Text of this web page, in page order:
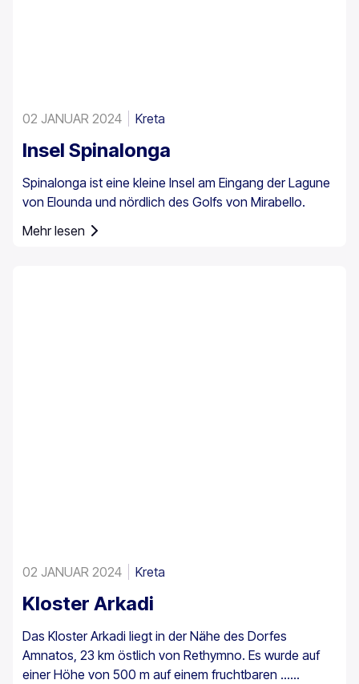
02 JANUAR 2024 Kreta
Insel Spinalonga
Spinalonga ist eine kleine Insel am Eingang der Lagune
von Elounda und nördlich des Golfs von Mirabello.
Mehr lesen
02 JANUAR 2024 Kreta
Kloster Arkadi
Das Kloster Arkadi liegt in der Nähe des Dorfes
Amnatos, 23 km östlich von Rethymno. Es wurde auf
einer Höhe von 500 m auf einem fruchtbaren ...